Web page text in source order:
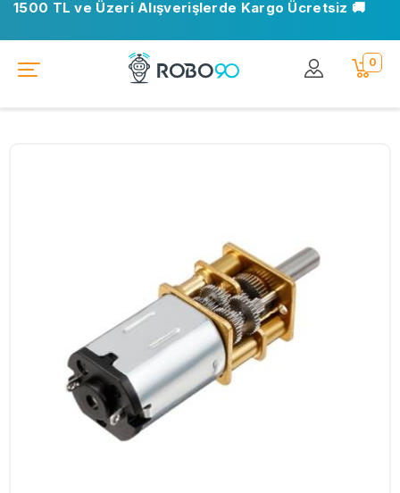
1500 TL ve Üzeri Alışverişlerde Kargo Ücretsiz 🚚
0